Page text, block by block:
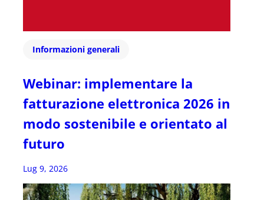
Informazioni generali
Webinar: implementare la
fatturazione elettronica 2026 in
modo sostenibile e orientato al
futuro
Lug 9, 2026